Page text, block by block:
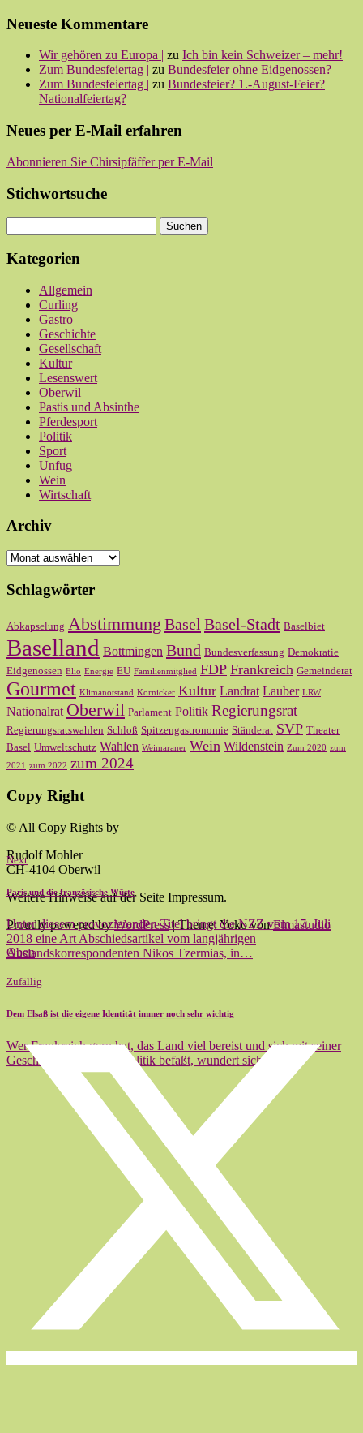
Neueste Kommentare
Wir gehören zu Europa | zu Ich bin kein Schweizer – mehr!
Zum Bundesfeiertag | zu Bundesfeier ohne Eidgenossen?
Zum Bundesfeiertag | zu Bundesfeier? 1.-August-Feier?
Nationalfeiertag?
Neues per E-Mail erfahren
Abonnieren Sie Chirsipfäffer per E-Mail
Stichwortsuche
Kategorien
Allgemein
Curling
Gastro
Geschichte
Gesellschaft
Kultur
Lesenswert
Oberwil
Pastis und Absinthe
Pferdesport
Politik
Sport
Unfug
Wein
Wirtschaft
Archiv
Archiv
Schlagwörter
Abkapselung Abstimmung Basel Basel-Stadt Baselbiet
Baselland Bottmingen Bund Bundesverfassung Demokratie
Eidgenossen Elio Energie EU Familienmitglied FDP Frankreich Gemeinderat
Gourmet Klimanotstand Kornicker Kultur Landrat Lauber LRW
Nationalrat Oberwil Parlament Politik Regierungsrat
Regierungsratswahlen Schloß Spitzengastronomie Ständerat SVP Theater
Basel Umweltschutz Wahlen Weimaraner Wein Wildenstein Zum 2020 zum
2021
zum 2022 zum 2024
Copy Right
© All Copy Rights by
Rudolf Mohler
CH-4104 Oberwil
Weitere Hinweise auf der Seite Impressum.
Proudly powered byWordPress|Theme: Yoko vonElmastudio
Oben
Next
Paris und die französische Wüste
Unter diesem provozierenden Titel bringt die NZZ vom 17. Juli
2018 eine Art Abschiedsartikel vom langjährigen
Auslandskorrespondenten Nikos Tzermias, in…
Zufällig
Dem Elsaß ist die eigene Identität immer noch sehr wichtig
Wer Frankreich gern hat, das Land viel bereist und sich mit seiner
Geschichte und seiner Politik befaßt, wundert sich oft…